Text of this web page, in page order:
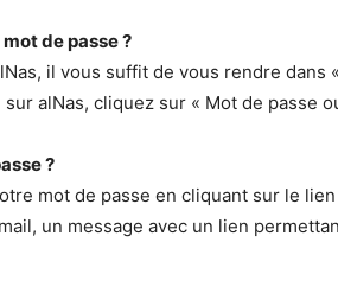
de passe ?
il vous suffit de vous rendre dans
sur alNas, cliquez sur « Mot de passe
?
mot de passe en cliquant sur le
un message avec un lien